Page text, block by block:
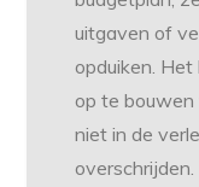
uitgaven of
opduiken.
op te
niet in de
overschrijden.